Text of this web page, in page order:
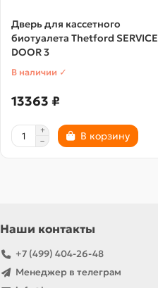
Дверь для кассетного
биотуалета Thetford SERVICE
DOOR 3
В наличии ✓
13363 ₽
В корзину
Наши контакты
+7 (499) 404-26-48
Менеджер в телеграм